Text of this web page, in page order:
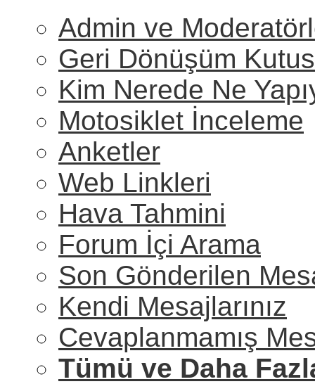
Admin ve
Geri Dönüşüm
Kim Nerede Ne
Motosiklet İnceleme
Anketler
Web Linkleri
Hava Tahmini
Forum İçi Arama
Son Gönderilen
Kendi Mesajlarınız
Cevaplanmamış
Tümü ve Daha